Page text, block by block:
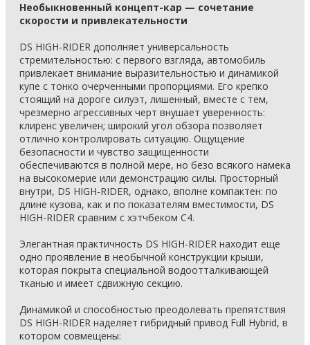
Необыкновенный концепт-кар — сочетание
скорости и привлекательности
DS HIGH-RIDER дополняет универсальность
стремительностью: с первого взгляда, автомобиль
привлекает внимание выразительностью и динамикой
купе с тонко очерченными пропорциями. Его крепко
стоящий на дороге силуэт, лишенный, вместе с тем,
чрезмерно агрессивных черт внушает уверенность:
клиренс увеличен; широкий угол обзора позволяет
отлично контролировать ситуацию. Ощущение
безопасности и чувство защищенности
обеспечиваются в полной мере, но безо всякого намека
на высокомерие или демонстрацию силы. Просторный
внутри, DS HIGH-RIDER, однако, вполне компактен: по
длине кузова, как и по показателям вместимости, DS
HIGH-RIDER сравним с хэтчбеком C4.
Элегантная практичность DS HIGH-RIDER находит еще
одно проявление в необычной конструкции крыши,
которая покрыта специальной водоотталкивающей
тканью и имеет сдвижную секцию.
Динамикой и способностью преодолевать препятствия
DS HIGH-RIDER наделяет гибридный привод Full Hybrid, в
котором совмещены: